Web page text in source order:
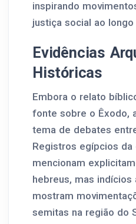
inspirando
justiça social ao
Evidências
Históricas
Embora o relato
fonte sobre o Êxodo,
tema de debates
Registros egípcios da
mencionam
hebreus, mas indícios
mostram
semitas na região do